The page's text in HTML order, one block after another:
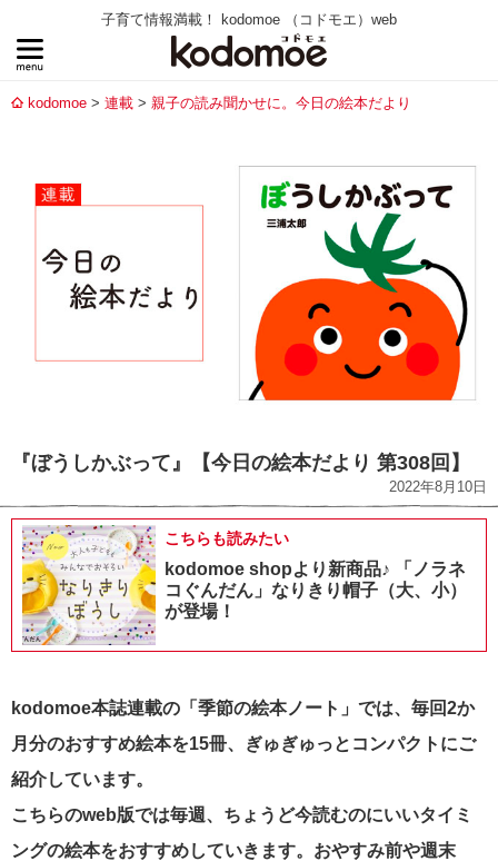
子育て情報満載！ kodomoe （コドモエ）web
kodomoe 連載 親子の読み聞かせに。今日の絵本だより
『ぼうしかぶって』【今日の絵本だより 第308回】
2022年8月10日
こちらも読みたい
kodomoe shopより新商品♪ 「ノラネ
コぐんだん」なりきり帽子（大、小）
が登場！
kodomoe本誌連載の「季節の絵本ノート」では、毎回2か
月分のおすすめ絵本を15冊、ぎゅぎゅっとコンパクトにご
紹介しています。
こちらのweb版では毎週、ちょうど今読むのにいいタイミ
ングの絵本をおすすめしていきます。おやすみ前や週末